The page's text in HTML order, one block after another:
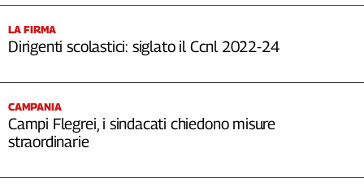
LA FIRMA
Dirigenti scolastici: siglato il Ccnl 2022-24
CAMPANIA
Campi Flegrei, i sindacati chiedono misure
straordinarie